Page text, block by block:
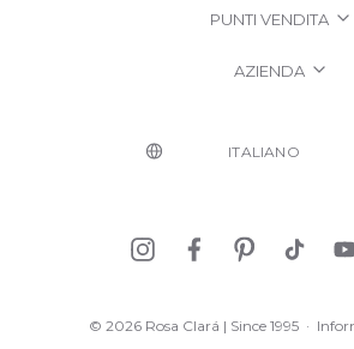
PUNTI VENDITA
AZIENDA
© 2026 Rosa Clará | Since 1995 ·